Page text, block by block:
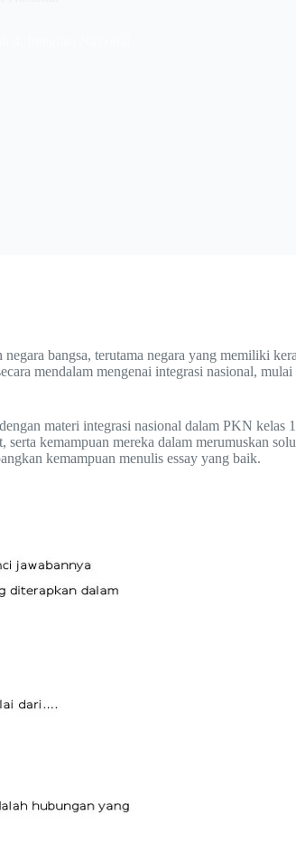
bangsa, terutama negara yang memiliki
mendalam mengenai integrasi nasional,
materi integrasi nasional dalam PKN
kemampuan mereka dalam merumuskan
kemampuan menulis essay yang baik.